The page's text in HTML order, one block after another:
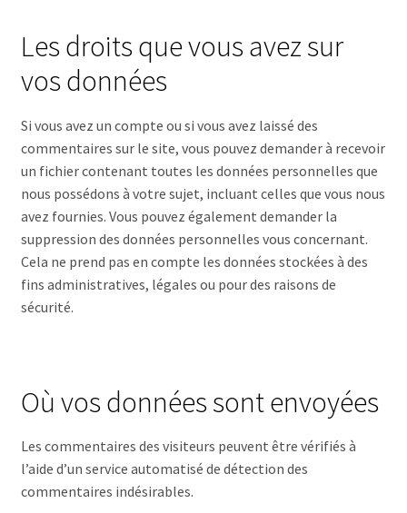
Les droits que vous avez sur
vos données
Si vous avez un compte ou si vous avez laissé des
commentaires sur le site, vous pouvez demander à recevoir
un fichier contenant toutes les données personnelles que
nous possédons à votre sujet, incluant celles que vous nous
avez fournies. Vous pouvez également demander la
suppression des données personnelles vous concernant.
Cela ne prend pas en compte les données stockées à des
fins administratives, légales ou pour des raisons de
sécurité.
Où vos données sont envoyées
Les commentaires des visiteurs peuvent être vérifiés à
l’aide d’un service automatisé de détection des
commentaires indésirables.